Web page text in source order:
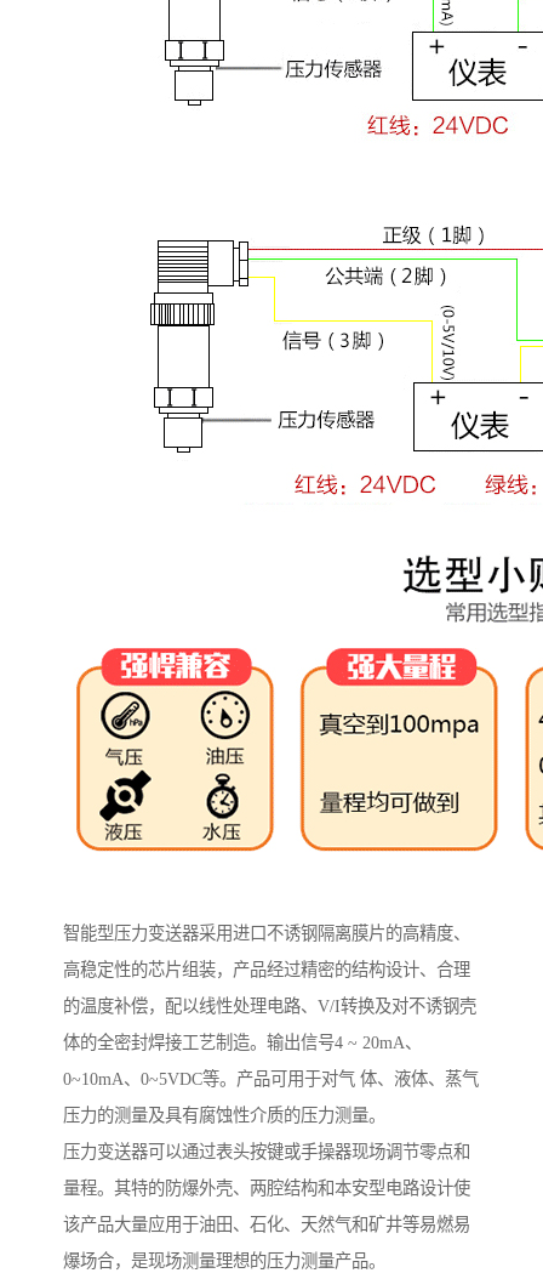
智能型压力变送器采用进口不诱钢隔离膜片的高精度、
高稳定性的芯片组装，产品经过精密的结构设计、合理
的温度补偿，配以线性处理电路、V/I转换及对不诱钢壳
体的全密封焊接工艺制造。输出信号4 ~ 20mA、
0~10mA、0~5VDC等。产品可用于对气 体、液体、蒸气
压力的测量及具有腐蚀性介质的压力测量。
压力变送器可以通过表头按键或手操器现场调节零点和
量程。其特的防爆外壳、两腔结构和本安型电路设计使
该产品大量应用于油田、石化、天然气和矿井等易燃易
爆场合，是现场测量理想的压力测量产品。